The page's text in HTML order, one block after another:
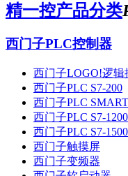
精一控产品分类
西门子PLC控制器
西门子LOGO!逻辑
西门子PLC S7-200
西门子PLC
西门子PLC S7-1200
西门子PLC S7-1500
西门子触摸屏
西门子变频器